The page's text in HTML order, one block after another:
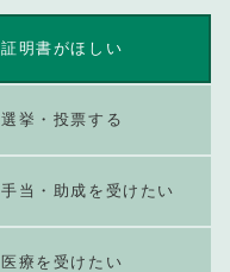
証明書がほしい
選挙・投票する
手当・助成を受けたい
医療を受けたい